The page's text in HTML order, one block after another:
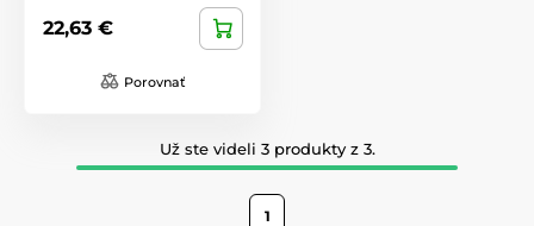
22,63 €
Porovnať
Už ste videli 3 produkty z 3.
1